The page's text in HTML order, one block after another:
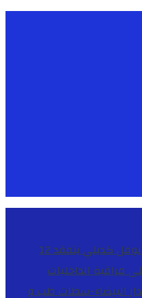
الدكتور نوفل كديلي يتفقد 12
الداخليات
البيضاء-سطاتطب و